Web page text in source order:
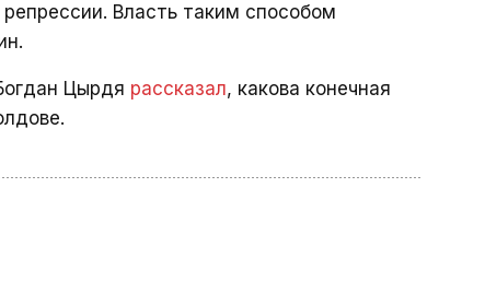
Власть таким способом
Цырдя рассказал, какова конечная